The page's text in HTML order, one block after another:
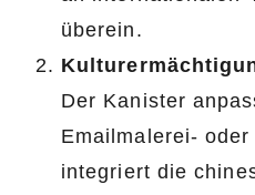
überein.
Der Kanister
Emailmalerei-
integriert die